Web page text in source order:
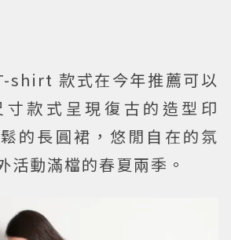
shirt 款式在今年推薦可以
款式呈現復古的造型印
的長圓裙，悠閒自在的氛
活動滿檔的春夏兩季。